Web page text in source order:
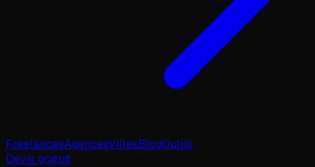
FreelancesAgencesVillesBlogOutils
Devis gratuit